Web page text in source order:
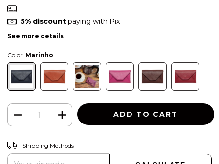
5% discountpaying with Pix
See more details
Color: Marinho
Shipping for zipcode:
Shipping Methods